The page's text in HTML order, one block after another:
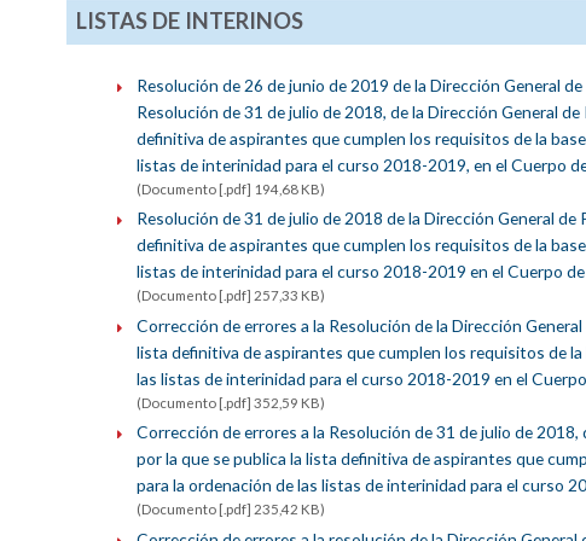
LISTAS DE INTERINOS
Resolución de 26 de junio de 2019 de la Dirección General
Resolución de 31 de julio de 2018, de la Dirección General
definitiva de aspirantes que cumplen los requisitos de la
listas de interinidad para el curso 2018-2019, en el Cuerpo
(Documento [.pdf] 194,68 KB)
Resolución de 31 de julio de 2018 de la Dirección General
definitiva de aspirantes que cumplen los requisitos de la
listas de interinidad para el curso 2018-2019 en el Cuerpo
(Documento [.pdf] 257,33 KB)
Corrección de errores a la Resolución de la Dirección
lista definitiva de aspirantes que cumplen los requisitos de
las listas de interinidad para el curso 2018-2019 en el
(Documento [.pdf] 352,59 KB)
Corrección de errores a la Resolución de 31 de julio de
por la que se publica la lista definitiva de aspirantes que
para la ordenación de las listas de interinidad para el curso
(Documento [.pdf] 235,42 KB)